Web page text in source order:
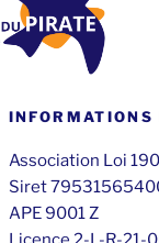
INFORMATIONS
Association Loi
Siret
APE 9001 Z